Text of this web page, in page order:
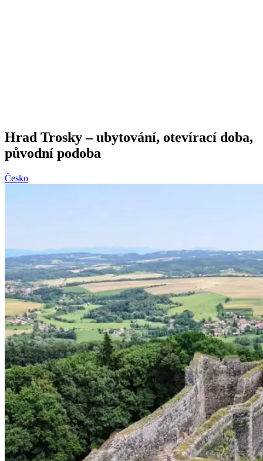
Hrad Trosky – ubytování, otevírací doba,
původní podoba
Česko